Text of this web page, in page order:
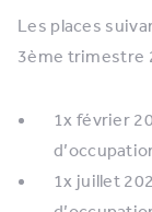
Les places
3ème trimestre
1x février
1x juillet